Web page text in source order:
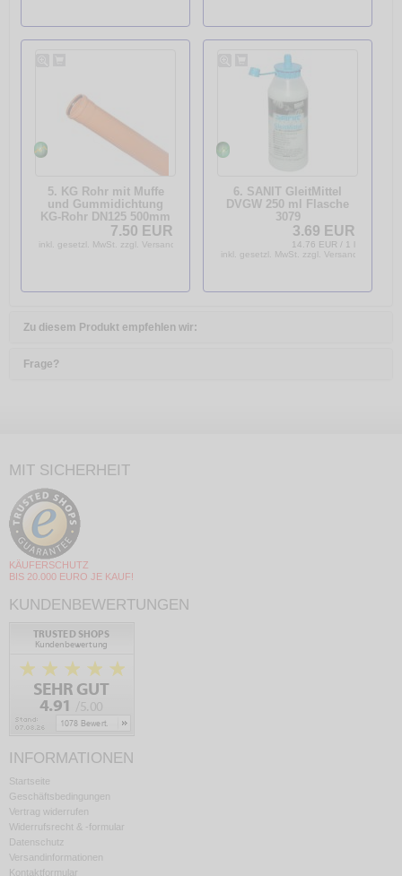
5. KG Rohr mit Muffe
und Gummidichtung
KG-Rohr DN125 500mm
Kanalrohr KGEM
7.50 EUR
inkl. gesetzl. MwSt. zzgl. Versandkosten
6. SANIT GleitMittel
DVGW 250 ml Flasche
3079
3.69 EUR
14.76 EUR / 1 l
inkl. gesetzl. MwSt. zzgl. Versandkosten
Zu diesem Produkt empfehlen wir:
Frage?
MIT SICHERHEIT
KÄUFERSCHUTZ
BIS 20.000 EURO JE KAUF!
KUNDENBEWERTUNGEN
INFORMATIONEN
Startseite
Geschäftsbedingungen
Vertrag widerrufen
Widerrufsrecht & -formular
Datenschutz
Versandinformationen
Kontaktformular